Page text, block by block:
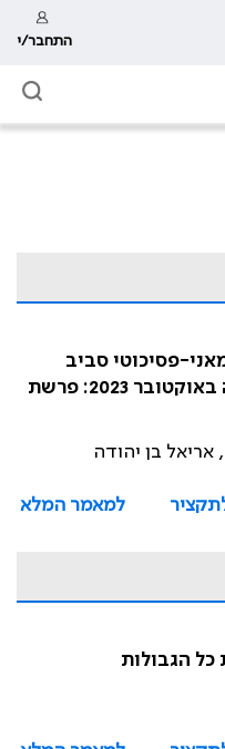
התחבר/י
פסיכוטי סביב
מתקפת הטרור בישראל בשבעה באוקטובר 2023: פרשת
אריאל בן יהודה
למאמר המלא
הגבולות